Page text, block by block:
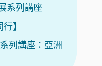
系列講座
】
列講座：亞洲